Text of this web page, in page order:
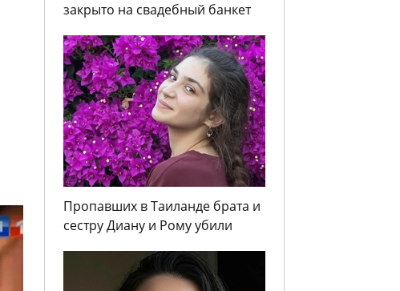
закрыто на свадебный банкет
Пропавших в Таиланде брата и
сестру Диану и Рому убили